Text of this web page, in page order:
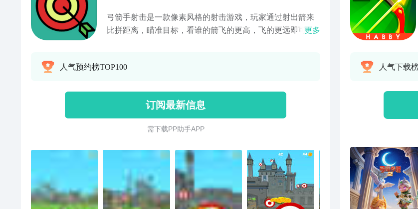
弓箭手射击是一款像素风格的射击游戏，玩家通过射出箭来
比拼距离，瞄准目标，看谁的箭飞的更高，飞的更远即可获
以飞跃古堡等3D景色，目的是看谁能够飞的更远。1、百步穿
更多
人气预约榜TOP100
订阅最新信息
需 下 载 P P 助 手 A P P
人气下载